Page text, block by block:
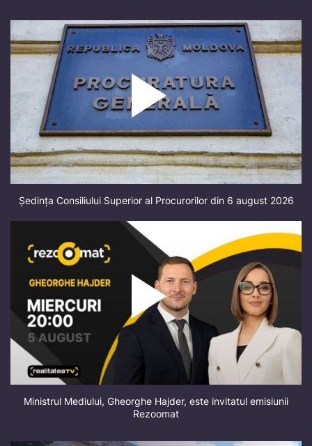
Ședința Consiliului Superior al Procurorilor din 6 august 2026
Ministrul Mediului, Gheorghe Hajder, este invitatul emisiunii
Rezoomat